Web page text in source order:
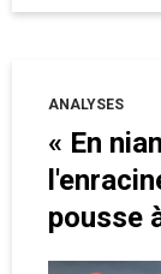
ANALYSES
« En
pousse